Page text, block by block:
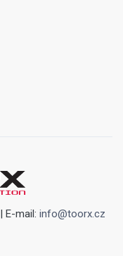
| E-mail: info@toorx.cz